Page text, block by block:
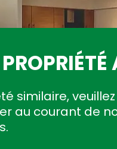
similaire,
au courant de